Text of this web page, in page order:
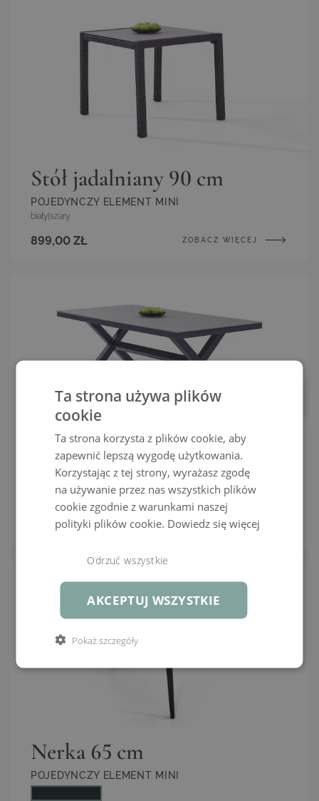
Stół jadalniany 90 cm
POJEDYNCZY ELEMENT MINI
biały|szary
899,00 ZŁ ZOBACZ WIĘCEJ
Iks 200 cm
POJEDYNCZY ELEMENT MINI
antracyt
2 249,99 ZŁ ZOBACZ WIĘCEJ
Nerka 65 cm
POJEDYNCZY ELEMENT MINI
Ta strona używa plików
cookie
Ta strona korzysta z plików cookie, aby
zapewnić lepszą wygodę użytkowania.
Korzystając z tej strony, wyrażasz zgodę
na używanie przez nas wszystkich plików
cookie zgodnie z warunkami naszej
polityki plików cookie. Dowiedz się więcej
AKCEPTUJ WSZYSTKIE
Odrzuć wszystkie
Pokaż szczegóły